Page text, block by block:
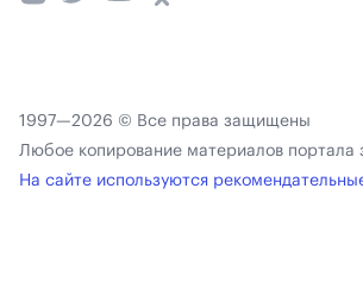
1997—2026 © Все права защищены
Любое копирование материалов портала
На сайте используются